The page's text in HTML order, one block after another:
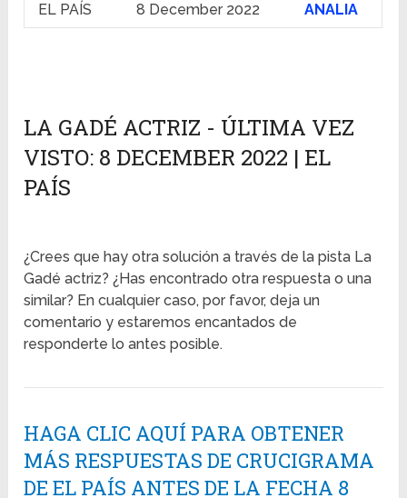
EL PAÍS 8 December 2022 ANALIA
LA GADÉ ACTRIZ - ÚLTIMA VEZ
VISTO: 8 DECEMBER 2022 | EL
PAÍS
¿Crees que hay otra solución a través de la pista La
Gadé actriz? ¿Has encontrado otra respuesta o una
similar? En cualquier caso, por favor, deja un
comentario y estaremos encantados de
responderte lo antes posible.
HAGA CLIC AQUÍ PARA OBTENER
MÁS RESPUESTAS DE CRUCIGRAMA
DE EL PAÍS ANTES DE LA FECHA 8